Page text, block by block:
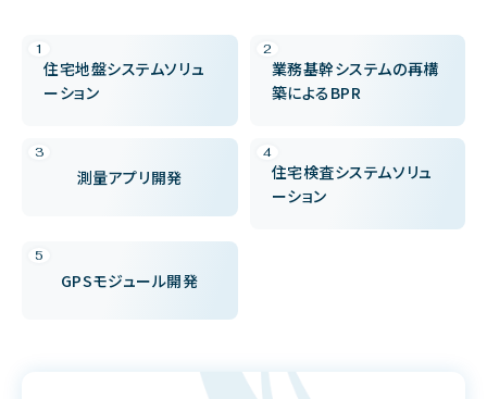
住宅地盤システムソリュ
ーション
業務基幹システムの再構
築によるBPR
測量アプリ開発
住宅検査システムソリュ
ーション
GPSモジュール開発